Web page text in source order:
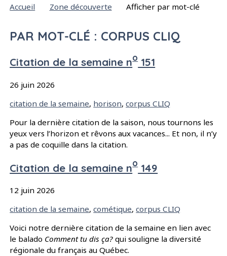
Vous êtes ici :
Accueil Zone découverte Afficher par mot-clé
PAR MOT-CLÉ : CORPUS CLIQ
Citation de la semaine no151
26 juin 2026
Mots-clés :
citation de la semaine, horison,corpus CLIQ
Pour la dernière citation de la saison, nous tournons les
yeux vers l’horizon et rêvons aux vacances... Et non, il n’y
a pas de coquille dans la citation.
Citation de la semaine no149
12 juin 2026
Mots-clés :
citation de la semaine,cométique,corpus CLIQ
Voici notre dernière citation de la semaine en lien avec
le balado Comment tu dis ça? qui souligne la diversité
régionale du français au Québec.